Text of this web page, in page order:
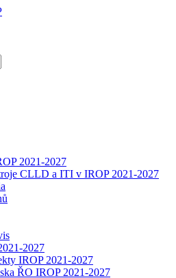
2021-2027
CLLD a ITI v IROP 2021-2027
2027
IROP 2021-2027
ŘO IROP 2021-2027